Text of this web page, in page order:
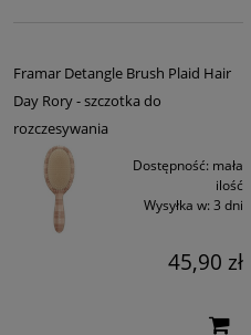
Framar Detangle Brush Plaid Hair
Day Rory - szczotka do
rozczesywania
Dostępność: mała
ilość
Wysyłka w: 3 dni
45,90 zł